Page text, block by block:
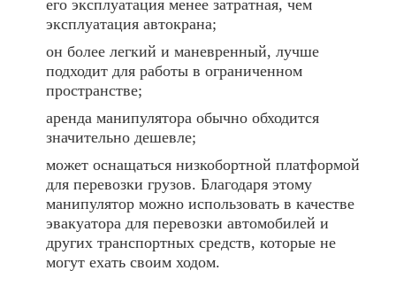
его эксплуатация менее затратная, чем
эксплуатация автокрана;
он более легкий и маневренный, лучше
подходит для работы в ограниченном
пространстве;
аренда манипулятора обычно обходится
значительно дешевле;
может оснащаться низкобортной платформой
для перевозки грузов. Благодаря этому
манипулятор можно использовать в качестве
эвакуатора для перевозки автомобилей и
других транспортных средств, которые не
могут ехать своим ходом.